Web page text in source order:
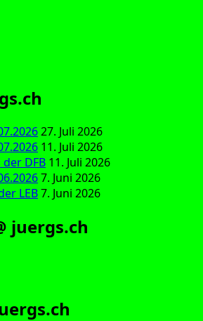
27. Juli 2026
11. Juli 2026
DFB 11. Juli 2026
7. Juni 2026
LEB7. Juni 2026
juergs.ch